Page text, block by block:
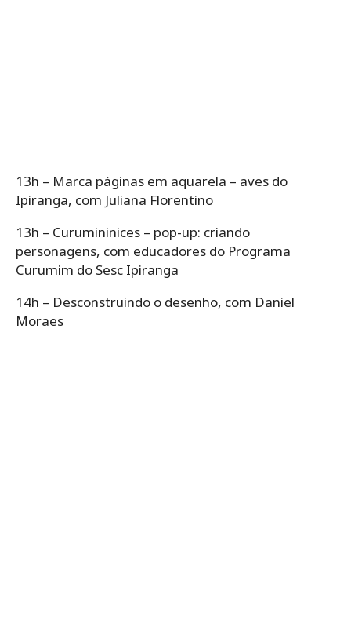
13h – Marca páginas em aquarela – aves do
Ipiranga, com Juliana Florentino
13h – Curumininices – pop-up: criando
personagens, com educadores do Programa
Curumim do Sesc Ipiranga
14h – Desconstruindo o desenho, com Daniel
Moraes